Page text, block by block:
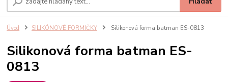
Úvod SILIKÓNOVÉ FORMIČKY Silikonová forma batman ES-0813
Silikonová forma batman ES-
0813